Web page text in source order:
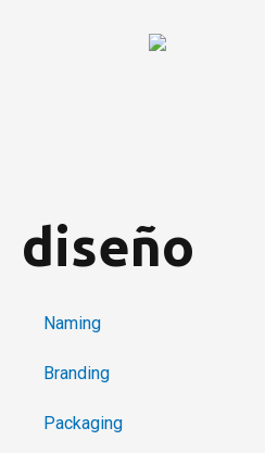
diseño
Naming
Branding
Packaging